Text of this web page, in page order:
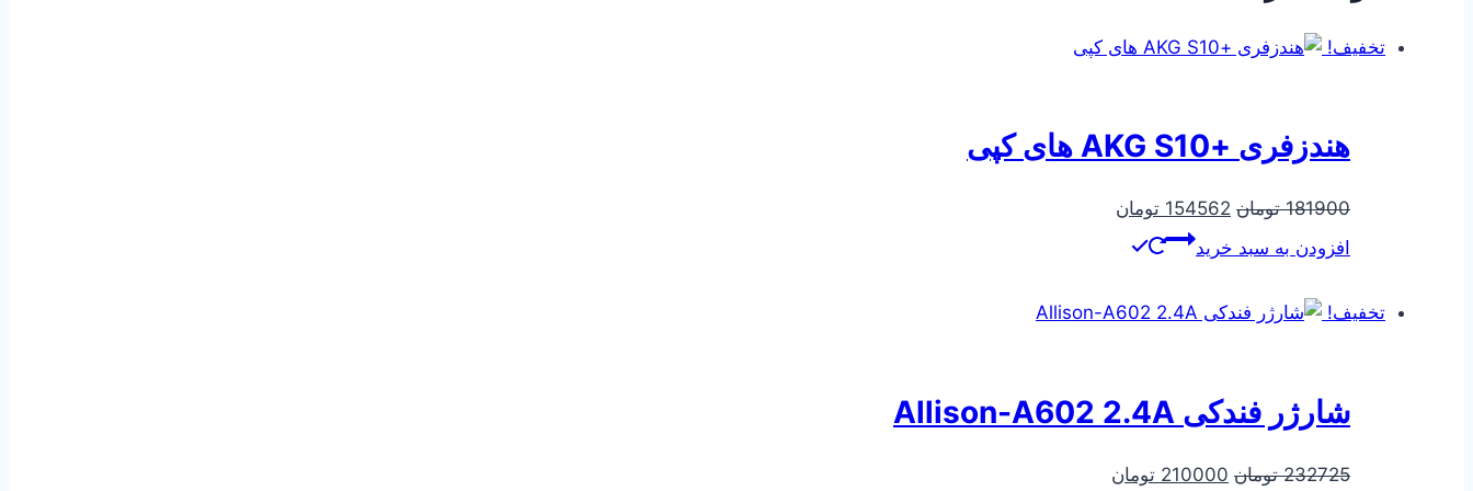
تخفیف!
هندزفری +AKG S10 های کپی
181900 تومان قیمت
اصلی
154562 تومان
افزودن به سبد خرید
تخفیف!
شارژر فندکی Allison-A602 2.4A
232725 تومان قیمت
210000 تومان